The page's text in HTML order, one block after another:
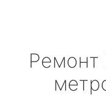
Ремонт